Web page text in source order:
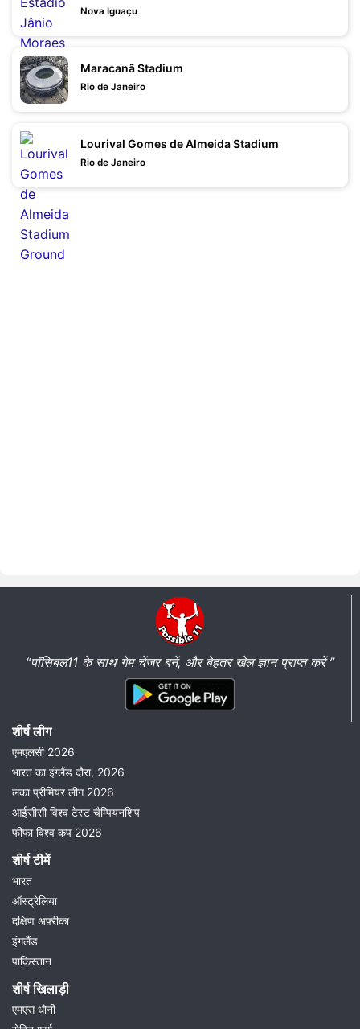
Nova Iguaçu
Maracanã Stadium
Rio de Janeiro
Lourival Gomes de Almeida Stadium
Rio de Janeiro
“पॉसिबल11 के साथ गेम चेंजर बनें, और बेहतर खेल ज्ञान प्राप्त करें ”
शीर्ष लीग
एमएलसी 2026
भारत का इंग्लैंड दौरा, 2026
लंका प्रीमियर लीग 2026
आईसीसी विश्व टेस्ट चैम्पियनशिप
फीफा विश्व कप 2026
शीर्ष टीमें
भारत
ऑस्ट्रेलिया
दक्षिण अफ़्रीका
इंगलैंड
पाकिस्तान
शीर्ष खिलाड़ी
एमएस धोनी